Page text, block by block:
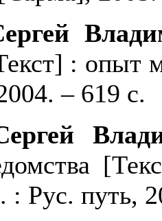
:
– 619 с.
: Рус. путь,